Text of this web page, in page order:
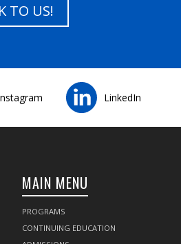
TO US!
LinkedIn
MAIN MENU
PROGRAMS
CONTINUING EDUCATION